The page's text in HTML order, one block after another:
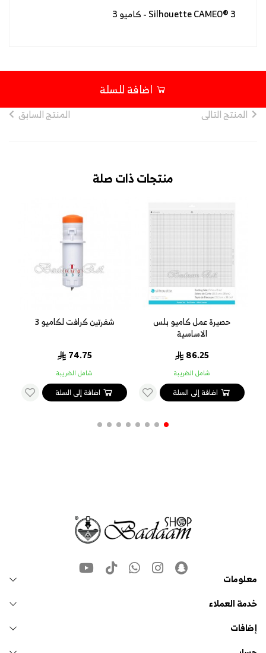
Silhouette CAMEO® 3 - كاميو 3
اضافة للسلة
المنتج التالى المنتج السابق
منتجات ذات صلة
حصيرة عمل كاميو بلس
الاساسية
86.25
شامل الضريبة
اضافة إلى السلة
شفرتين كرافت لكاميو 3
74.75
شامل الضريبة
اضافة إلى السلة
معلومات
خدمة العملاء
إضافات